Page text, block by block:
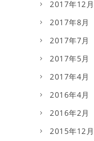
2017年12月
2017年8月
2017年7月
2017年5月
2017年4月
2016年4月
2016年2月
2015年12月